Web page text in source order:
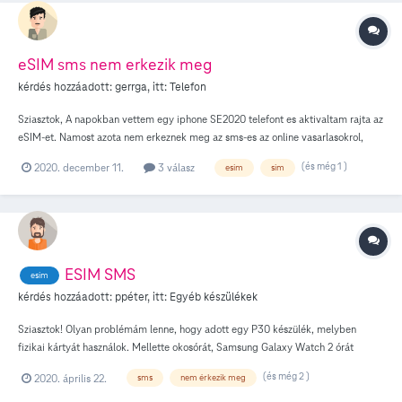
eSIM sms nem erkezik meg
kérdés hozzáadott:gerrga, itt:Telefon
Sziasztok, A napokban vettem egy iphone SE2020 telefont es aktivaltam rajta az
eSIM-et. Namost azota nem erkeznek meg az sms-es az online vasarlasokrol,
A tervem az hogy masik sim kartyat hasznalok fizikainak , a regit pedig eSIM
2020. december 11. 3 válasz esim sim (és még 1 )
esim ESIM SMS
kérdés hozzáadott: ppéter, itt: Egyéb készülékek
Sziasztok! Olyan problémám lenne, hogy adott egy P30 készülék, melyben
fizikai kártyát használok. Mellette okosórát, Samsung Galaxy Watch 2 órát
Amennyiben bluetooth közelben van a két eszköz egymással, és az óráról
2020. április 22. sms nem érkezik meg (és még 2 )